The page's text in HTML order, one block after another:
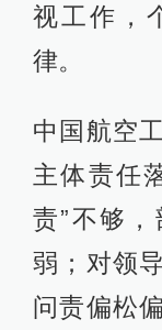
视工作，
律。
中国航空
主体责任
责”不够
弱；对领
问责偏松